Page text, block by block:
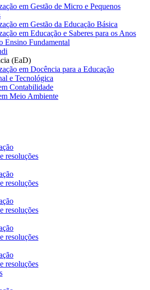
em Gestão de Micro e Pequenos
em Gestão da Educação Básica
em Educação e Saberes para os Anos
Ensino Fundamental
(EaD)
em Docência para a Educação
e Tecnológica
Contabilidade
Meio Ambiente
resoluções
resoluções
resoluções
resoluções
resoluções